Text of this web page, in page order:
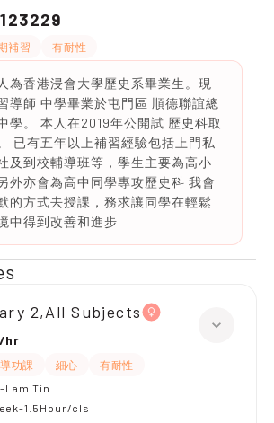
123229
補習 有耐性
為香港浸會大學歷史系畢業生。現
導師 中學畢業於屯門區 順德聯誼總
學。 本人在2019年公開試 歷史科取
已有五年以上補習經驗包括上門私
及到校輔導班等，學生主要為高小
外亦會為高中同學專攻歷史科 我會
的方式去授課，務求讓同學在輕鬆
中得到改善和進步
2,All Subjects
/hr
功課 細心
有耐性
Lam Tin
1.5Hour/cls